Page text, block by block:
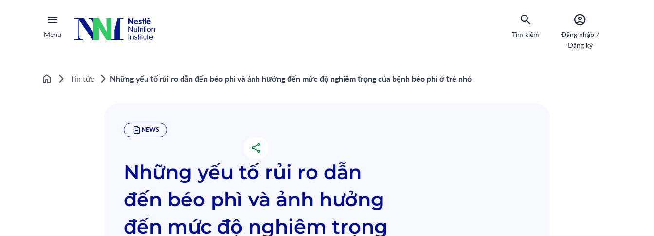
Menu Tìm kiếm
Đăng nhập /
Đăng ký
Home Tin tức Những yếu tố rủi ro dẫn đến béo phì và ảnh hưởng đến mức độ nghiêm trọng của bệnh béo phì ở trẻ nhỏ
NEWS
Những yếu tố rủi ro dẫn
đến béo phì và ảnh hưởng
đến mức độ nghiêm trọng